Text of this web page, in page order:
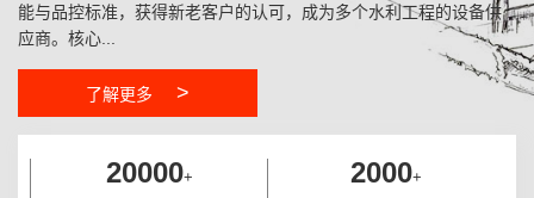
能与品控标准，获得新老客户的认可，成为多个水利工程的设备供
应商。核心...
了解更多 >
20000+
2000+